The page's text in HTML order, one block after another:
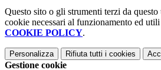
Questo sito o gli strumenti terzi da
cookie necessari al funzionamento ed
COOKIE POLICY.
Personalizza Rifiuta tutti i cookies
Gestione cookie